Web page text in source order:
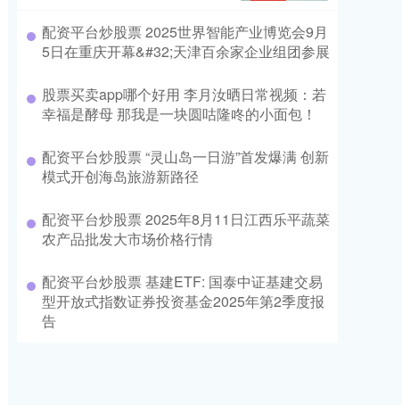
配资平台炒股票 2025世界智能产业博览会9月
5日在重庆开幕&#32;天津百余家企业组团参展
股票买卖app哪个好用 李月汝晒日常视频：若
幸福是酵母 那我是一块圆咕隆咚的小面包！
配资平台炒股票 “灵山岛一日游”首发爆满 创新
模式开创海岛旅游新路径
配资平台炒股票 2025年8月11日江西乐平蔬菜
农产品批发大市场价格行情
配资平台炒股票 基建ETF: 国泰中证基建交易
型开放式指数证券投资基金2025年第2季度报
告